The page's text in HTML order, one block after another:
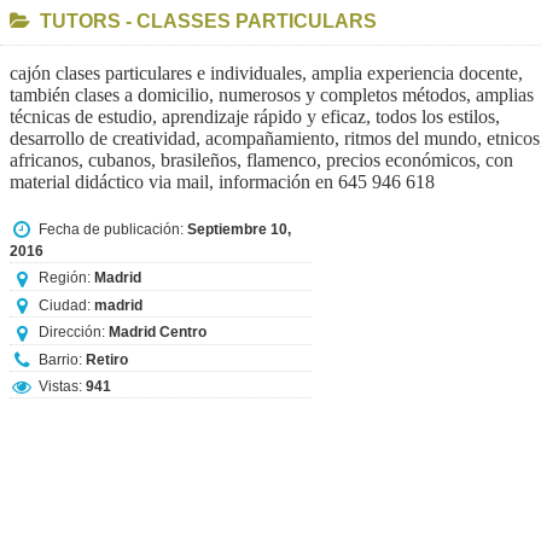
TUTORS - CLASSES PARTICULARS
cajón clases particulares e individuales, amplia experiencia docente,
también clases a domicilio, numerosos y completos métodos, amplias
técnicas de estudio, aprendizaje rápido y eficaz, todos los estilos,
desarrollo de creatividad, acompañamiento, ritmos del mundo,
africanos, cubanos, brasileños, flamenco, precios económicos, con
material didáctico via mail, información en 645 946 618
Fecha de publicación: Septiembre 10,
2016
Región: Madrid
Ciudad: madrid
Dirección: Madrid Centro
Barrio: Retiro
Vistas: 941